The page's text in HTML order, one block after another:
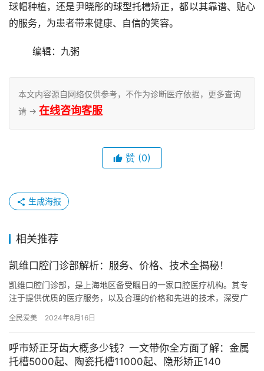
球帽种植，还是尹晓彤的球型托槽矫正，都以其靠谱、贴心
的服务，为患者带来健康、自信的笑容。
	编辑：九粥
本文内容源自网络仅供参考，不作为诊断医疗依据，更多查询
请 → 在线咨询客服
赞 (0)
生成海报
相关推荐
凯维口腔门诊部解析：服务、价格、技术全揭秘！
凯维口腔门诊部，是上海地区备受瞩目的一家口腔医疗机构。其专
注于提供优质的医疗服务，以及合理的价格和先进的技术，深受广
诊部进…
全民爱美 2024年8月16日
呼市矫正牙齿大概多少钱？一文带你全方面了解：金属
托槽5000起、陶瓷托槽11000起、隐形矫正140